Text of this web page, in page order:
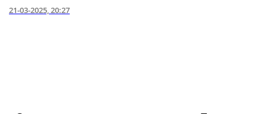
21-03-2025, 20:27